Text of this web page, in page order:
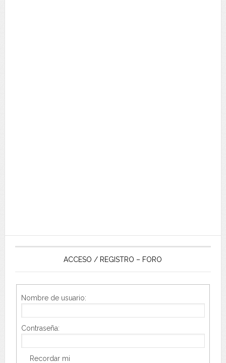
ACCESO / REGISTRO – FORO
Nombre de usuario:
Contraseña:
Recordar mi